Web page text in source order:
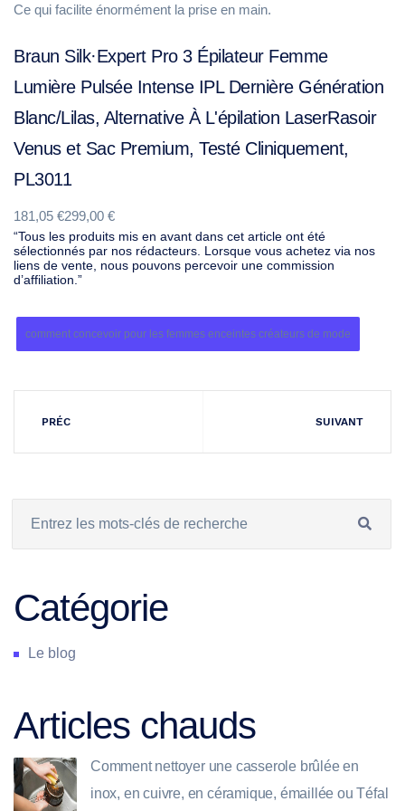
Ce qui facilite énormément la prise en main.
Braun Silk·Expert Pro 3 Épilateur Femme
Lumière Pulsée Intense IPL Dernière Génération
Blanc/Lilas, Alternative À L'épilation LaserRasoir
Venus et Sac Premium, Testé Cliniquement,
PL3011
181,05 €299,00 €
“Tous les produits mis en avant dans cet article ont été
sélectionnés par nos rédacteurs. Lorsque vous achetez via nos
liens de vente, nous pouvons percevoir une commission
d’affiliation.”
comment concevoir pour les femmes enceintes créateurs de mode
PRÉC SUIVANT
Catégorie
Le blog
Articles chauds
Comment nettoyer une casserole brûlée en
inox, en cuivre, en céramique, émaillée ou Téfal